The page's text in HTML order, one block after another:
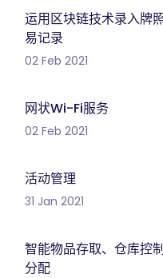
运用区块链技术录入牌
易记录
02 Feb 2021
网状Wi-Fi服务
02 Feb 2021
活动管理
31 Jan 2021
智能物品存取、仓库控
分配